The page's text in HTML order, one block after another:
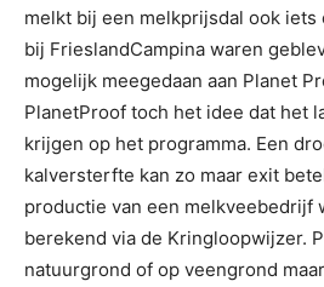
melkt bij een melkprijsdal ook iets
bij FrieslandCampina waren
mogelijk meegedaan aan Planet
PlanetProof toch het idee dat het
krijgen op het programma. Een
kalversterfte kan zo maar exit
productie van een melkveebedrijf
berekend via de Kringloopwijzer.
natuurgrond of op veengrond